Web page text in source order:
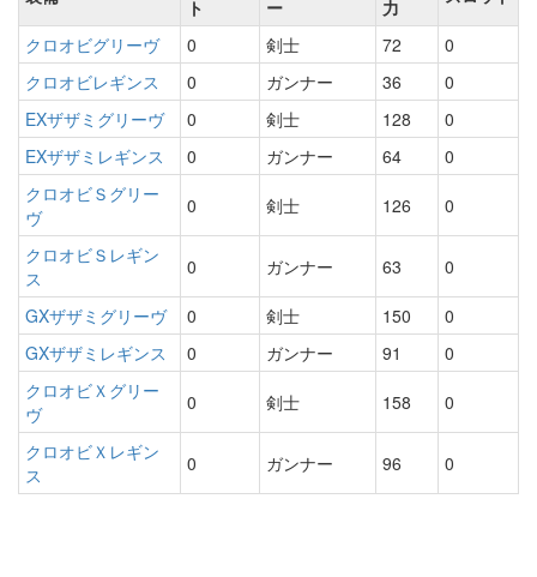
ト
ー
力
クロオビグリーヴ 0 剣士 72
0
クロオビレギンス
0 ガンナー 36
0
EXザザミグリーヴ
0 剣士 128
0
EXザザミレギンス
0 ガンナー 64
0
クロオビＳグリー
ヴ
0 剣士 126 0
クロオビＳレギン
ス
0 ガンナー 63 0
GXザザミグリーヴ 0 剣士 150
0
GXザザミレギンス
0 ガンナー 91
0
クロオビＸグリー
ヴ
0 剣士 158 0
クロオビＸレギン
ス
0 ガンナー 96 0